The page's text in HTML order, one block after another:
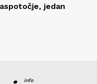
jedan
info